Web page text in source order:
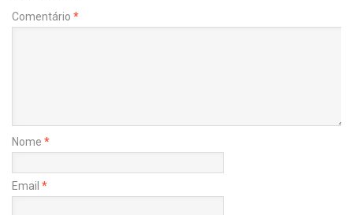
Comentário *
Nome *
Email *